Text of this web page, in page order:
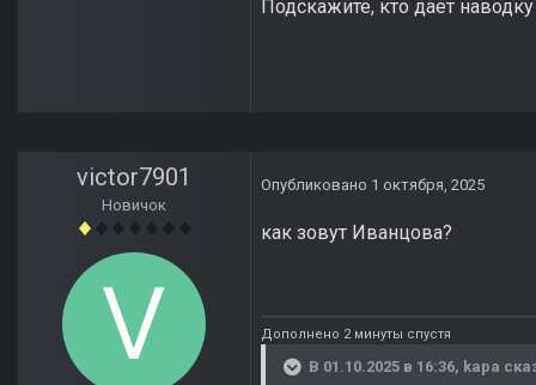
Подскажите, кто даёт
victor7901
Новичок
Опубликовано 1 октября, 2025
как зовут Иванцова?
Дополнено 2 минуты спустя
В 01.10.2025 в 16:36, kapa